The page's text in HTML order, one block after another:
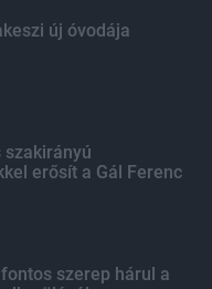
új óvodája
szakirányú
erősít a Gál Ferenc
szerep hárul a